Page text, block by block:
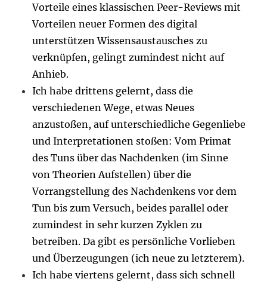
Vorteile eines klassischen Peer-Reviews mit
Vorteilen neuer Formen des digital
unterstützen Wissensaustausches zu
verknüpfen, gelingt zumindest nicht auf
Anhieb.
Ich habe drittens gelernt, dass die
verschiedenen Wege, etwas Neues
anzustoßen, auf unterschiedliche Gegenliebe
und Interpretationen stoßen: Vom Primat
des Tuns über das Nachdenken (im Sinne
von Theorien Aufstellen) über die
Vorrangstellung des Nachdenkens vor dem
Tun bis zum Versuch, beides parallel oder
zumindest in sehr kurzen Zyklen zu
betreiben. Da gibt es persönliche Vorlieben
und Überzeugungen (ich neue zu letzterem).
Ich habe viertens gelernt, dass sich schnell